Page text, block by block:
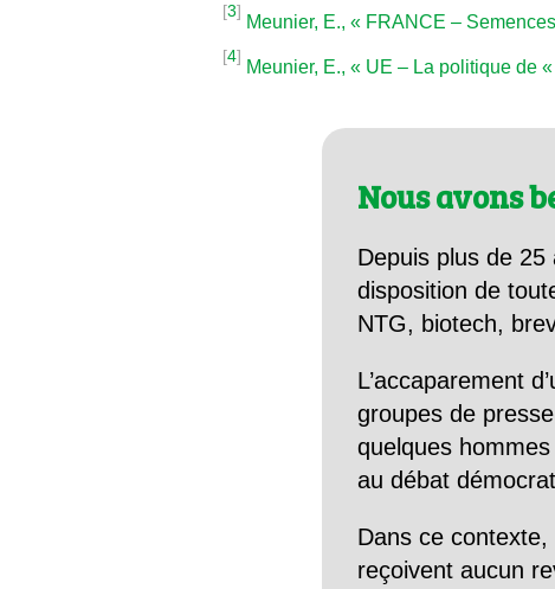
[3]
Meunier, E., « FRANCE –
[4]
Meunier, E., « UE – La politique de
Nous avons
Depuis plus de
disposition de
NTG, biotech,
L’accaparement
groupes de
quelques
au débat
Dans ce contexte,
reçoivent aucun